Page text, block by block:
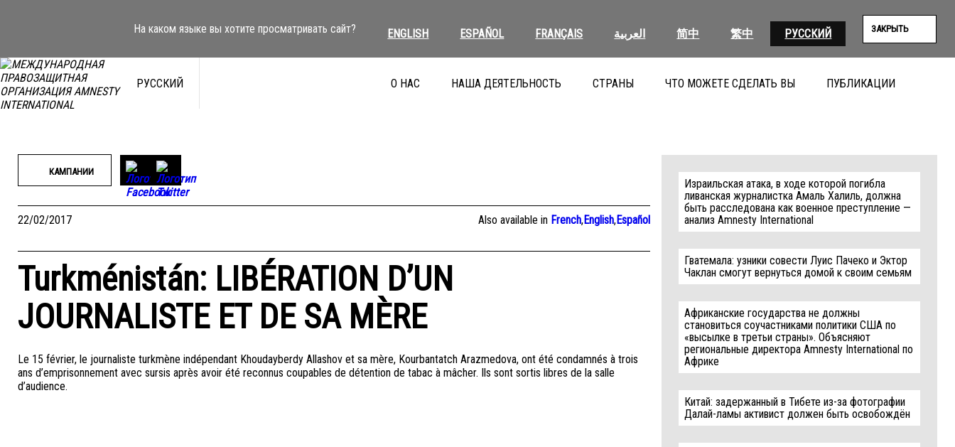
На каком языке вы хотите просматривать сайт? ENGLISH ESPAÑOL FRANÇAIS العربية 简中 繁中 РУССКИЙ ЗАКРЫТЬ
РУССКИЙ О НАС НАША ДЕЯТЕЛЬНОСТЬ СТРАНЫ ЧТО МОЖЕТЕ СДЕЛАТЬ ВЫ ПУБЛИКАЦИИ
КАМПАНИИ
22/02/2017 Also available in French,English,Español
Turkménistán: LIBÉRATION D’UN
JOURNALISTE ET DE SA MÈRE
Le 15 février, le journaliste turkmène indépendant Khoudayberdy Allashov et sa mère, Kourbantatch Arazmedova, ont été condamnés à trois
ans d’emprisonnement avec sursis après avoir été reconnus coupables de détention de tabac à mâcher. Ils sont sortis libres de la salle
d’audience.
Израильская атака, в ходе которой погибла
ливанская журналистка Амаль Халиль, должна
быть расследована как военное преступление —
анализ Amnesty International
Гватемала: узники совести Луис Пачеко и Эктор
Чаклан смогут вернуться домой к своим семьям
Африканские государства не должны
становиться соучастниками политики США по
«высылке в третьи страны». Объясняют
региональные директора Amnesty International по
Африке
Китай: задержанный в Тибете из-за фотографии
Далай-ламы активист должен быть освобождён